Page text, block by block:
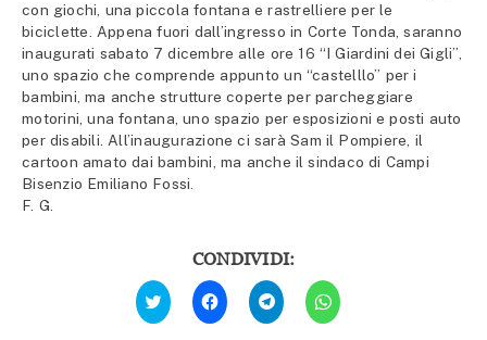
con giochi, una piccola fontana e rastrelliere per le
biciclette. Appena fuori dall’ingresso in Corte Tonda, saranno
inaugurati sabato 7 dicembre alle ore 16 “I Giardini dei Gigli”,
uno spazio che comprende appunto un “castelllo” per i
bambini, ma anche strutture coperte per parcheggiare
motorini, una fontana, uno spazio per esposizioni e posti auto
per disabili. All’inaugurazione ci sarà Sam il Pompiere, il
cartoon amato dai bambini, ma anche il sindaco di Campi
Bisenzio Emiliano Fossi.
F. G.
CONDIVIDI:
Fai
clic
qui
Fai
clic
per
condividere
Fai
clic
per
condividere
Fai
clic
per